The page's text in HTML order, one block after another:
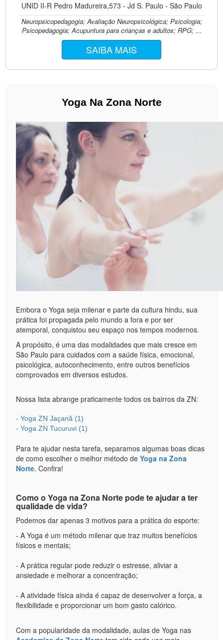
UNID II-R Pedro Madureira,573 - Jd S. Paulo - São Paulo
Neuropsicopedagogia; Avaliação Neuropsicológica; Psicologia;
Psicopedagogia; Acupuntura para crianças e adultos; RPG; ...
SAIBA MAIS
Yoga Na Zona Norte
Embora o Yoga seja milenar e parte da cultura hindu, sua
prática foi propagada pelo mundo a fora e por ser
atemporal, conquistou seu espaço nos tempos modernos.
A propósito, é uma das modalidades que mais cresce em
São Paulo para cuidados com a saúde física, emocional,
psicológica, autoconhecimento, entre outros benefícios
comprovados em diversos estudos.
Nossa lista abrange praticamente todos os bairros da ZN:
- Yoga ZN Jaçanã (1)
- Yoga ZN Tucuruvi (1)
Para te ajudar nesta tarefa, separamos algumas boas dicas
de como escolher o melhor método deYoga na Zona
Norte. Confira!
Como o Yoga na Zona Norte pode te ajudar a ter
qualidade de vida?
Podemos dar apenas 3 motivos para a prática do esporte:
- A Yoga é um método milenar que traz muitos benefícios
físicos e mentais;
- A prática regular pode reduzir o estresse, aliviar a
ansiedade e melhorar a concentração;
- A atividade física ainda é capaz de desenvolver a força, a
flexibilidade e proporcionar um bom gasto calórico.
Com a popularidade da modalidade, aulas de Yoga nas